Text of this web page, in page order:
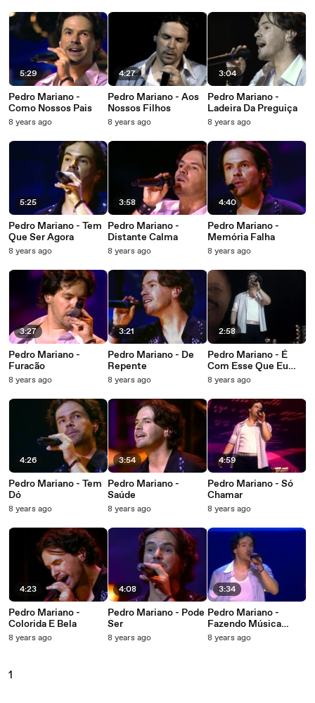
5:29
Pedro Mariano -
Como Nossos Pais
8 years ago
5:25
Pedro Mariano - Tem
Que Ser Agora
8 years ago
3:27
Pedro Mariano -
Furacão
8 years ago
4:26
Pedro Mariano - Tem
Dó
8 years ago
4:23
Pedro Mariano -
Colorida E Bela
8 years ago
4:27
Pedro Mariano - Aos
Nossos Filhos
8 years ago
3:58
Pedro Mariano -
Distante Calma
8 years ago
3:21
Pedro Mariano - De
Repente
8 years ago
3:54
Pedro Mariano -
Saúde
8 years ago
4:08
Pedro Mariano - Pode
Ser
8 years ago
3:04
Pedro Mariano -
Ladeira Da Preguiça
8 years ago
4:40
Pedro Mariano -
Memória Falha
8 years ago
2:58
Pedro Mariano - É
Com Esse Que Eu
Vou
8 years ago
4:59
Pedro Mariano - Só
Chamar
8 years ago
3:34
Pedro Mariano -
Fazendo Música
Jogando Bola
8 years ago
1